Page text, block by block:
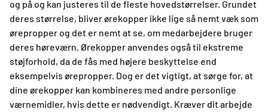
og på og kan justeres til de fleste hovedstørrelser. Grundet
deres størrelse, bliver ørekopper ikke lige så nemt væk som
ørepropper og det er nemt at se, om medarbejdere bruger
deres høreværn. Ørekopper anvendes også til ekstreme
støjforhold, da de fås med højere beskyttelse end
eksempelvis ørepropper. Dog er det vigtigt, at sørge for, at
dine ørekopper kan kombineres med andre personlige
værnemidler, hvis dette er nødvendigt. Kræver dit arbejde